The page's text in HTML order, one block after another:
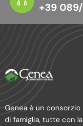
+39
Genea è un
di famiglia, tutte con